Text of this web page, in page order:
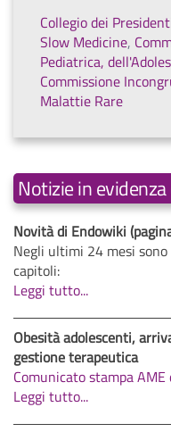
Collegio dei
Slow Medicine,
Pediatrica,
Commissione
Malattie Rare
Notizie in
Novità di Endowiki
Negli ultimi 24 mesi
capitoli:
Leggi tutto...
Obesità adolescenti,
gestione terapeutica
Comunicato stampa AME
Leggi tutto...